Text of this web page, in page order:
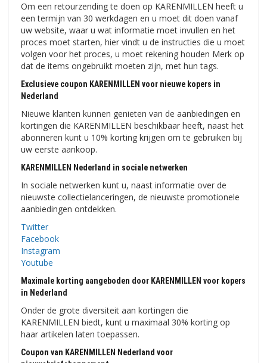
Om een ​​retourzending te doen op KARENMILLEN heeft u
een termijn van 30 werkdagen en u moet dit doen vanaf
uw website, waar u wat informatie moet invullen en het
proces moet starten, hier vindt u de instructies die u moet
volgen voor het proces, u moet rekening houden Merk op
dat de items ongebruikt moeten zijn, met hun tags.
Exclusieve coupon KARENMILLEN voor nieuwe kopers in
Nederland
Nieuwe klanten kunnen genieten van de aanbiedingen en
kortingen die KARENMILLEN beschikbaar heeft, naast het
abonneren kunt u 10% korting krijgen om te gebruiken bij
uw eerste aankoop.
KARENMILLEN Nederland in sociale netwerken
In sociale netwerken kunt u, naast informatie over de
nieuwste collectielanceringen, de nieuwste promotionele
aanbiedingen ontdekken.
Twitter
Facebook
Instagram
Youtube
Maximale korting aangeboden door KARENMILLEN voor kopers
in Nederland
Onder de grote diversiteit aan kortingen die
KARENMILLEN biedt, kunt u maximaal 30% korting op
haar artikelen laten toepassen.
Coupon van KARENMILLEN Nederland voor